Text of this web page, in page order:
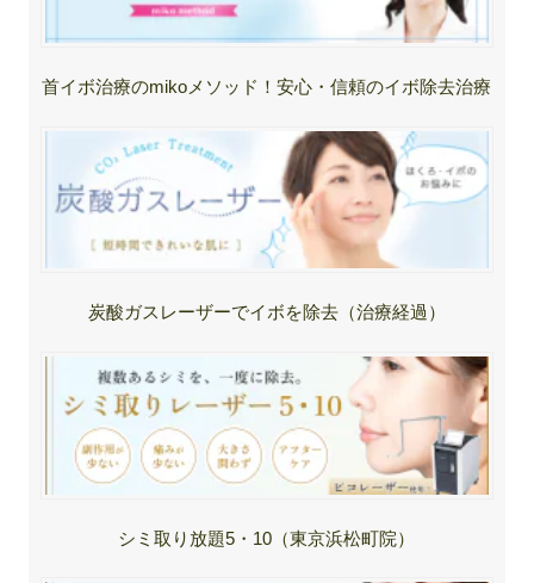
首イボ治療のmikoメソッド！安心・信頼のイボ除去治療
炭酸ガスレーザーでイボを除去（治療経過）
シミ取り放題5・10（東京浜松町院）